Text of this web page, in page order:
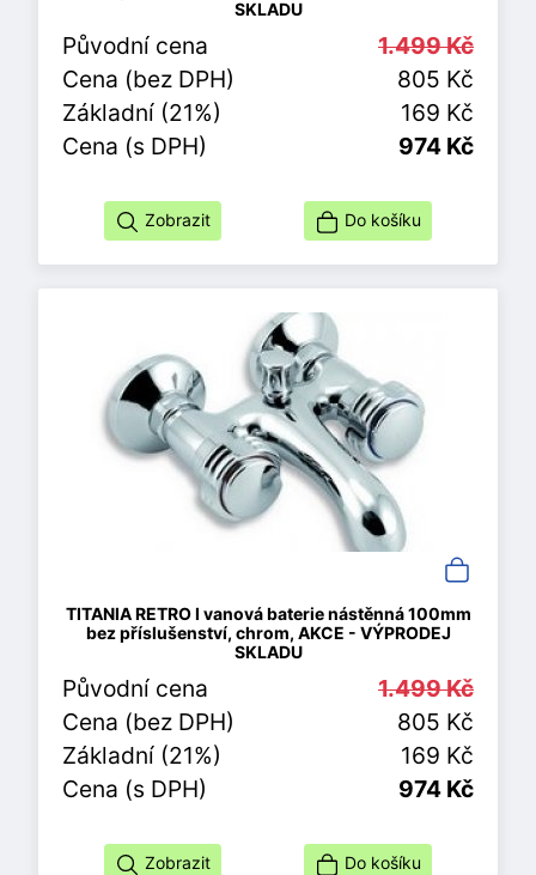
SKLADU
Původní cena
1.499 Kč
Cena (bez DPH)
805 Kč
Základní (21%)
169 Kč
Cena (s DPH)
974 Kč
Zobrazit Do košíku
TITANIA RETRO I vanová baterie nástěnná 100mm
bez příslušenství, chrom, AKCE - VÝPRODEJ
SKLADU
Původní cena
1.499 Kč
Cena (bez DPH)
805 Kč
Základní (21%)
169 Kč
Cena (s DPH)
974 Kč
Zobrazit Do košíku